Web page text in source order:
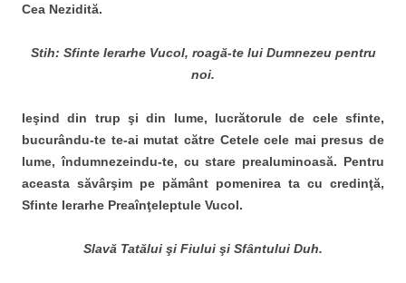
Cea Nezidită.
Stih: Sfinte Ierarhe Vucol, roagă-te lui Dumnezeu pentru
noi.
Ieşind din trup şi din lume, lucrătorule de cele sfinte,
bucurându-te te-ai mutat către Cetele cele mai presus de
lume, îndumnezeindu-te, cu stare prealuminoasă. Pentru
aceasta săvârşim pe pământ pomenirea ta cu credinţă,
Sfinte Ierarhe Preaînţeleptule Vucol.
Slavă Tatălui şi Fiului şi Sfântului Duh.